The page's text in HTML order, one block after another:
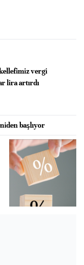
vergi
lira artırdı
başlıyor